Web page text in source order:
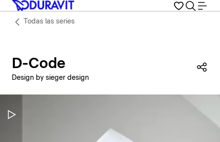
Todas las series
D-Code
Design by sieger design
Pausar vídeo